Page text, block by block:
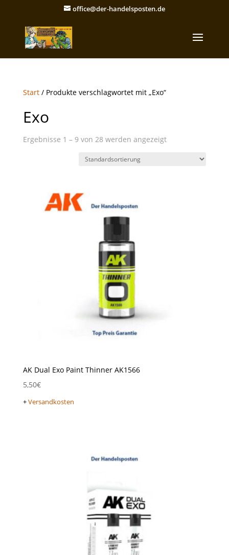
office@der-handelsposten.de
Start/ Produkte verschlagwortet mit „Exo“
Exo
Ergebnisse 1 – 9 von 28 werden angezeigt
AK Dual Exo Paint Thinner AK1566
5,50€
+Versandkosten